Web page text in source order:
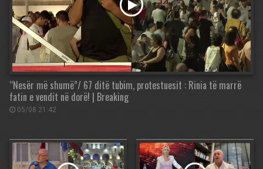
“Nesër më shumë”/ 67 ditë tubim, protestuesit : Rinia të marrë
fatin e vendit në dorë! | Breaking
05/08 21:42